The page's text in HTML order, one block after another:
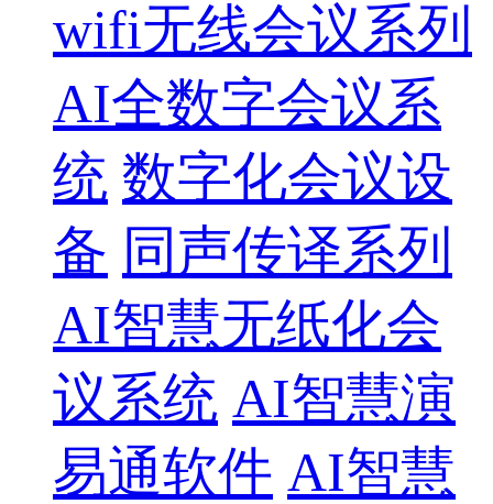
wifi无线会议系列
AI全数字会议系
统 数字化会议设
备 同声传译系列
AI智慧无纸化会
议系统 AI智慧演
易通软件 AI智慧